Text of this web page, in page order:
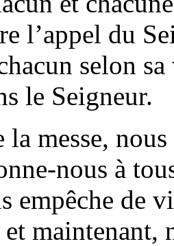
l’appel du
selon
le Seigneur.
messe,
nous à
empêche de
maintenant,